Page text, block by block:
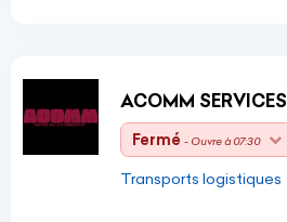
ACOMM SERVICES
Fermé - Ouvre à 07:30
Transports logistiques